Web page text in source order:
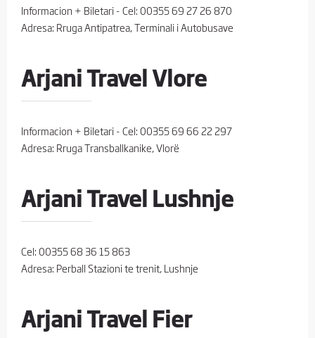
Informacion + Biletari - Cel: 00355 69 27 26 870
Adresa: Rruga Antipatrea, Terminali i Autobusave
Arjani Travel Vlore
Informacion + Biletari - Cel: 00355 69 66 22 297
Adresa: Rruga Transballkanike, Vlorë
Arjani Travel Lushnje
Cel: 00355 68 36 15 863
Adresa: Perball Stazioni te trenit, Lushnje
Arjani Travel Fier